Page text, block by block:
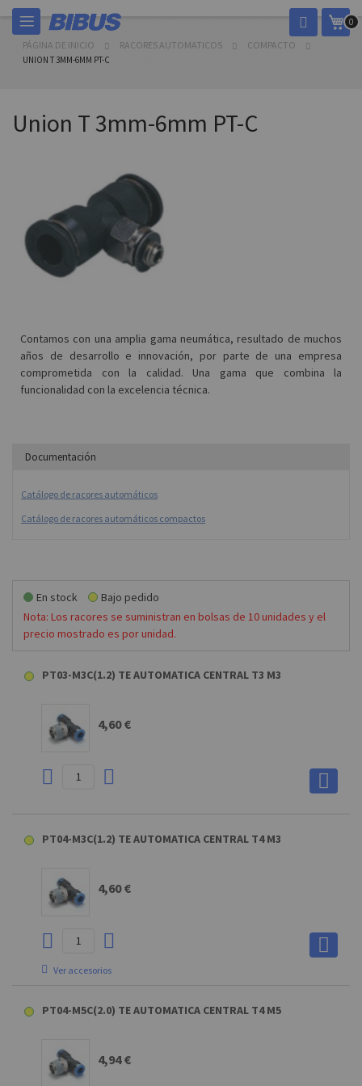
Ir
contenido
Mi
0
PÁGINA DE INICIO RACORES AUTOMATICOS COMPACTO
UNION T 3MM-6MM PT-C
Union T 3mm-6mm PT-C
Contamos con una amplia gama neumática, resultado de muchos
años de desarrollo e innovación, por parte de una empresa
comprometida con la calidad. Una gama que combina la
funcionalidad con la excelencia técnica.
Documentación
Catálogo de racores automáticos
Catálogo de racores automáticos compactos
En stock
Bajo pedido
Nota: Los racores se suministran en bolsas de 10 unidades y el
precio mostrado es por unidad.
PT03-M3C(1.2) TE AUTOMATICA CENTRAL T3 M3
4,60 €
PT04-M3C(1.2) TE AUTOMATICA CENTRAL T4 M3
4,60 €
Ver accesorios
U-04-25-BU TUBO POLIURETANO D4X2,5 AZUL OPACO
13,63 €
PT04-M5C(2.0) TE AUTOMATICA CENTRAL T4 M5
4,94 €